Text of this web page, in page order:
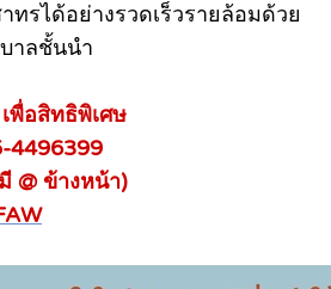
ทรได้อย่างรวดเร็วรายล้อมด้วย
าลชั้นนำ
พื่อสิทธิพิเศษ
4496399
@ ข้างหน้า)